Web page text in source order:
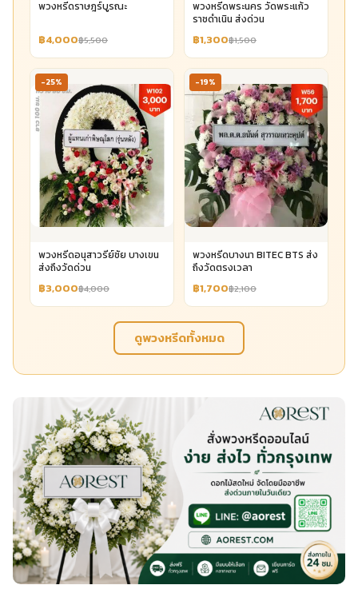
พวงหรีดราษฎร์บูรณะ
฿4,000฿5,500
พวงหรีดพระนคร วัดพระแก้ว
ราชดำเนิน ส่งด่วน
฿1,300฿1,500
-25%
พวงหรีดอนุสาวรีย์ชัย บางเขน
ส่งถึงวัดด่วน
฿3,000฿4,000
-19%
พวงหรีดบางนา BITEC BTS ส่ง
ถึงวัดตรงเวลา
฿1,700฿2,100
ดูพวงหรีดทั้งหมด